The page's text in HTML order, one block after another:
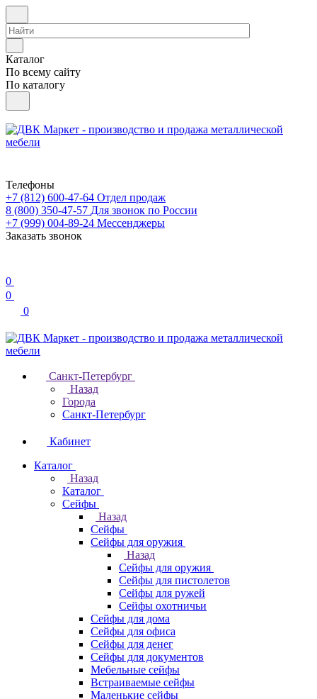
Каталог
По всему сайту
По каталогу
Телефоны
+7 (812) 600-47-64 Отдел продаж
8 (800) 350-47-57 Для звонок по России
+7 (999) 004-89-24 Мессенджеры
Заказать звонок
0
0
0
Санкт-Петербург
Назад
Города
Санкт-Петербург
Кабинет
Каталог
Назад
Каталог
Cейфы
Назад
Cейфы
Cейфы для оружия
Назад
Cейфы для оружия
Сейфы для пистолетов
Сейфы для ружей
Сейфы охотничьи
Cейфы для дома
Cейфы для офиса
Сейфы для денег
Сейфы для документов
Мебельные сейфы
Встраиваемые сейфы
Маленькие сейфы